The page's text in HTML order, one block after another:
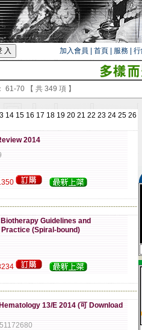
加入會員 首頁 服務
61-70 【 共 349 項 】
14 15 16 17 18 19 20 21 22 23 24 25 26
2014
Guidelines and
(Spiral-bound)
13/E 2014 (可 Download